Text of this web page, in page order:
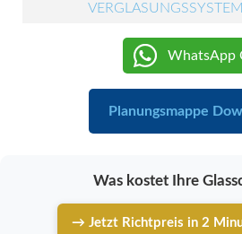
WhatsApp
Planungsmappe
Was kostet Ihre
→ Jetzt Richtpreis in 2